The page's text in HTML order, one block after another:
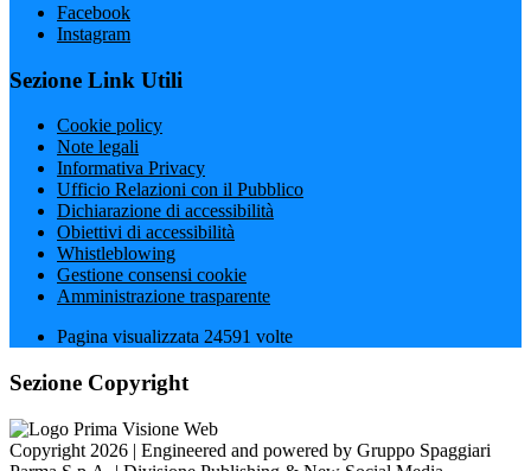
Facebook
Instagram
Sezione Link Utili
Cookie policy
Note legali
Informativa Privacy
Ufficio Relazioni con il Pubblico
Dichiarazione di accessibilità
Obiettivi di accessibilità
Whistleblowing
Gestione consensi cookie
Amministrazione trasparente
Pagina visualizzata 24591 volte
Sezione Copyright
Copyright 2026 | Engineered and powered by Gruppo Spaggiari